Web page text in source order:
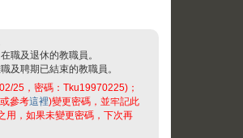
職及退休的教職員。
及聘期已結束的教職員。
25，密碼：Tku19970225)；
參考這裡)變更密碼，並牢記此
用，如果未變更密碼，下次再